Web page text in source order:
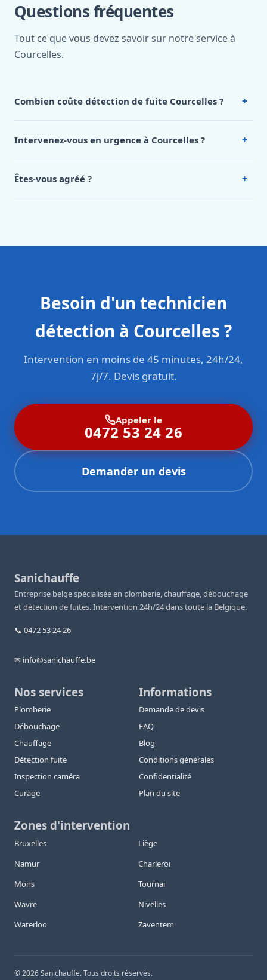
Questions fréquentes
Tout ce que vous devez savoir sur notre service à
Courcelles.
Combien coûte détection de fuite Courcelles ? +
Courcelles, appelez le 0472 53 24 26.
Intervenez-vous en urgence à Courcelles ? +
Êtes-vous agréé ? +
Besoin d'un technicien
détection à Courcelles ?
Intervention en moins de 45 minutes, 24h/24,
7j/7. Devis gratuit.
Appeler le
0472 53 24 26
Demander un devis
Sanichauffe
Entreprise belge spécialisée en plomberie, chauffage, débouchage
et détection de fuites. Intervention 24h/24 dans toute la Belgique.
📞 0472 53 24 26
✉ info@sanichauffe.be
Nos services
Plomberie
Débouchage
Chauffage
Détection fuite
Inspection caméra
Curage
Informations
Demande de devis
FAQ
Blog
Conditions générales
Confidentialité
Plan du site
Zones d'intervention
Bruxelles
Liège
Namur
Charleroi
Mons
Tournai
Wavre
Nivelles
Waterloo
Zaventem
©2026Sanichauffe. Tous droits réservés.